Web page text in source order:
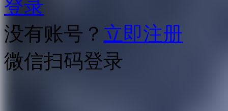
登录
没有账号？ 立即注册
微信扫码登录